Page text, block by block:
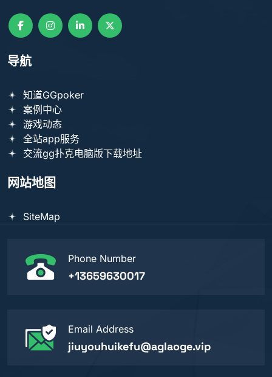
导航
知道GGpoker
案例中心
游戏动态
全站app服务
交流gg扑克电脑版下载地址
网站地图
SiteMap
Phone Number
+13659630017
Email Address
jiuyouhuikefu@aglaoge.vip